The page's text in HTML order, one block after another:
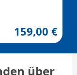
159,00 €
über